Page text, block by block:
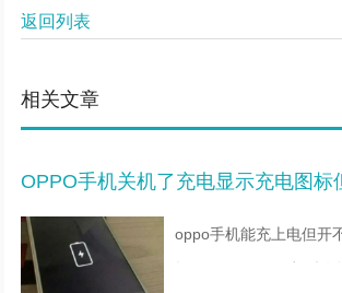
返回列表
相关文章
OPPO手机关机了充电显示充电图标
oppo手机能充上电但开
操作原因：1、开机键有